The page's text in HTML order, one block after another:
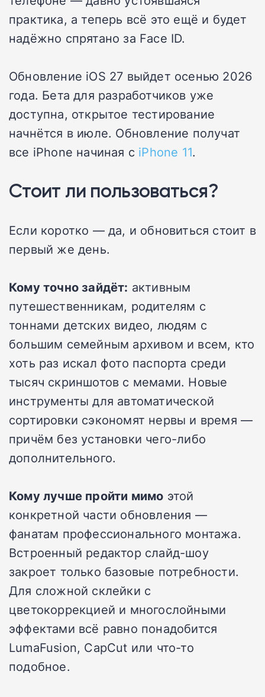
практика, а теперь всё это ещё и будет
надёжно спрятано за Face ID.
Обновление iOS 27 выйдет осенью 2026
года. Бета для разработчиков уже
доступна, открытое тестирование
начнётся в июле. Обновление получат
все iPhone начиная с iPhone 11.
Стоит ли пользоваться?
Если коротко — да, и обновиться стоит в
первый же день.
Кому точно зайдёт: активным
путешественникам, родителям с
тоннами детских видео, людям с
большим семейным архивом и всем, кто
хоть раз искал фото паспорта среди
тысяч скриншотов с мемами. Новые
инструменты для автоматической
сортировки сэкономят нервы и время —
причём без установки чего-либо
дополнительного.
Кому лучше пройти мимо этой
конкретной части обновления —
фанатам профессионального монтажа.
Встроенный редактор слайд-шоу
закроет только базовые потребности.
Для сложной склейки с
цветокоррекцией и многослойными
эффектами всё равно понадобится
LumaFusion, CapCut или что-то
подобное.